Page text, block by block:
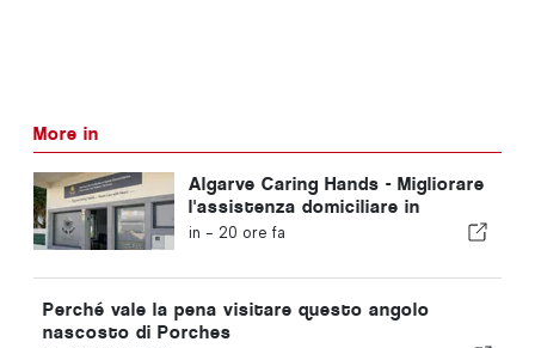
More in
Algarve Caring Hands - Migliorare
l'assistenza domiciliare in
Algarve
in - 20 ore fa
Perché vale la pena visitare questo angolo
nascosto di Porches